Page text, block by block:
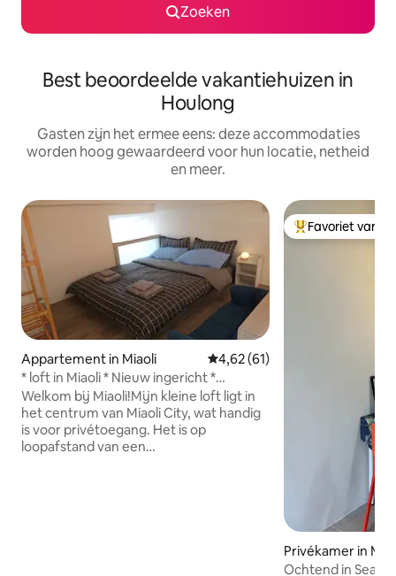
Zoeken
Best beoordeelde vakantiehuizen in
Houlong
Gasten zijn het ermee eens: deze accommodaties
worden hoog gewaardeerd voor hun locatie, netheid
en meer.
Appartement in Miaoli Gemiddelde beoordeling van
4,62 (61)
* loft in Miaoli * Nieuw ingericht *
Droogtrommel *
Welkom bij Miaoli!Mijn kleine loft ligt in
het centrum van Miaoli City, wat handig
is voor privétoegang. Het is op
loopafstand van een
Topfavoriet van
Favoriet van
Privékamer in
Ochtend in